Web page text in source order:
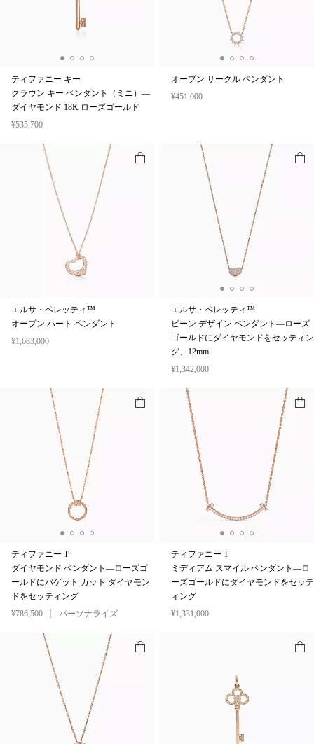
ティファニー キー
クラウン キー ペンダント（ミニ）—
ダイヤモンド 18K ローズゴールド
¥535,700
オープン サークル ペンダント
¥451,000
エルサ・ペレッティ™
オープン ハート ペンダント
¥1,683,000
エルサ・ペレッティ™
ビーン デザイン ペンダント—ローズ
ゴールドにダイヤモンドをセッティン
グ、12mm
¥1,342,000
ティファニー T
ダイヤモンド ペンダント—ローズゴ
ールドにバゲット カット ダイヤモン
ドをセッティング
¥786,500
パーソナライズ
ティファニー T
ミディアム スマイル ペンダント—ロ
ーズゴールドにダイヤモンドをセッテ
ィング
¥1,331,000